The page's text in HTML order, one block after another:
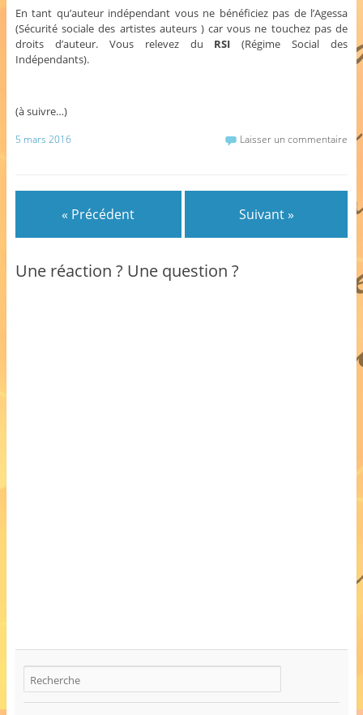
En tant qu’auteur indépendant vous ne bénéficiez pas de l’Agessa
(Sécurité sociale des artistes auteurs ) car vous ne touchez pas de
droits d’auteur. Vous relevez du RSI (Régime Social des
Indépendants).
(à suivre…)
5 mars 2016 Laisser un commentaire
« Précédent Suivant »
Une réaction ? Une question ?